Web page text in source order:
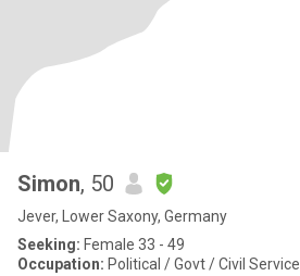
Simon, 50
Jever, Lower Saxony, Germany
Seeking: Female 33 - 49
Occupation: Political / Govt / Civil Service